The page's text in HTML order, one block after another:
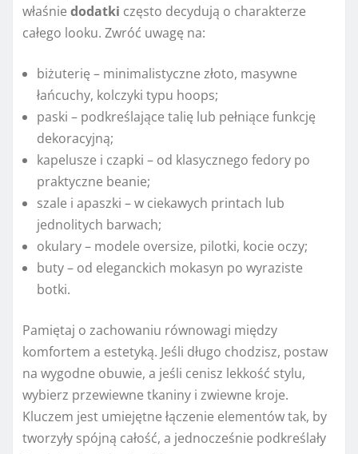
właśnie dodatki często decydują o charakterze
całego looku. Zwróć uwagę na:
biżuterię – minimalistyczne złoto, masywne
łańcuchy, kolczyki typu hoops;
paski – podkreślające talię lub pełniące funkcję
dekoracyjną;
kapelusze i czapki – od klasycznego fedory po
praktyczne beanie;
szale i apaszki – w ciekawych printach lub
jednolitych barwach;
okulary – modele oversize, pilotki, kocie oczy;
buty – od eleganckich mokasyn po wyraziste
botki.
Pamiętaj o zachowaniu równowagi między
komfortem a estetyką. Jeśli długo chodzisz, postaw
na wygodne obuwie, a jeśli cenisz lekkość stylu,
wybierz przewiewne tkaniny i zwiewne kroje.
Kluczem jest umiejętne łączenie elementów tak, by
tworzyły spójną całość, a jednocześnie podkreślały